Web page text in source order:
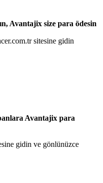
Avantajix size para ödesin
sitesine gidin
Avantajix para
gidin ve gönlünüzce